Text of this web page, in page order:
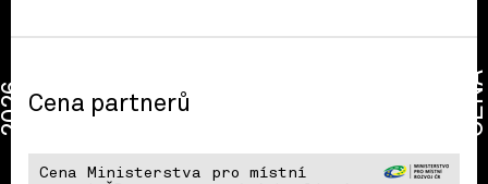
Cena partnerů
Cena Ministerstva pro místní
2026 CENA